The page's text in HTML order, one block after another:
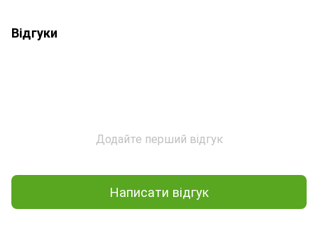
Відгуки
Додайте перший відгук
Написати відгук